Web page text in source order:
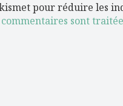
pour réduire les
commentaires sont